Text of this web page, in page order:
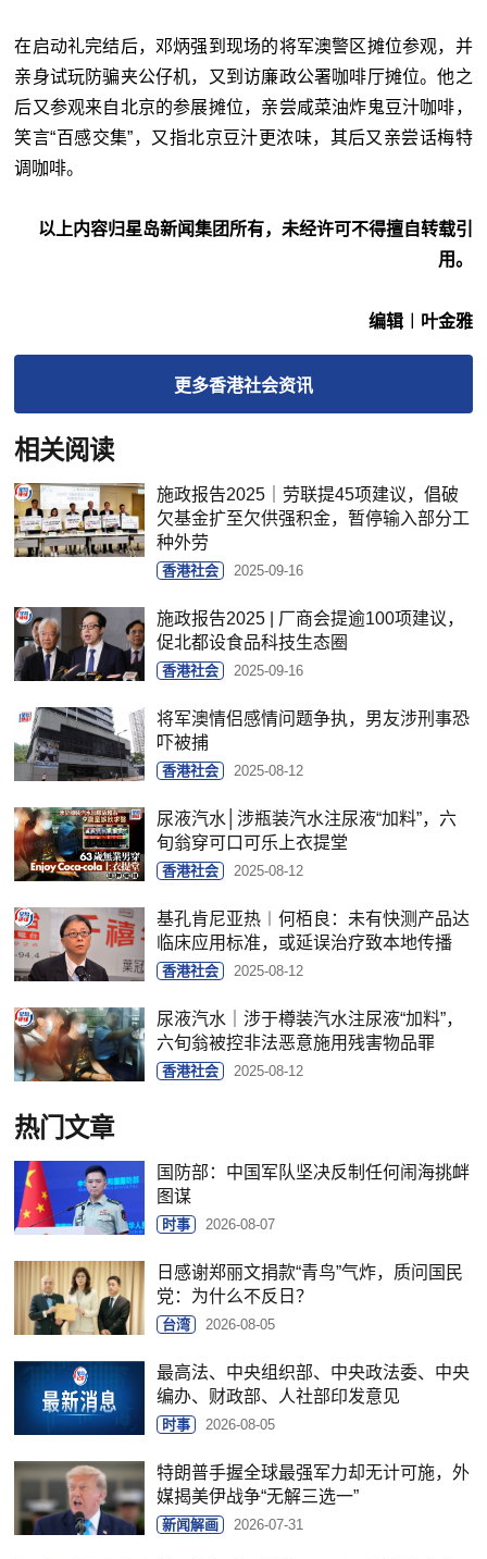
在启动礼完结后，邓炳强到现场的将军澳警区摊位参观，并
亲身试玩防骗夹公仔机，又到访廉政公署咖啡厅摊位。他之
后又参观来自北京的参展摊位，亲尝咸菜油炸鬼豆汁咖啡，
笑言“百感交集”，又指北京豆汁更浓味，其后又亲尝话梅特
调咖啡。
以上内容归星岛新闻集团所有，未经许可不得擅自转载引
用。
编辑︱叶金雅
更多香港社会资讯
相关阅读
施政报告2025｜劳联提45项建议，倡破
欠基金扩至欠供强积金，暂停输入部分工
种外劳
香港社会 2025-09-16
施政报告2025 | 厂商会提逾100项建议，
促北都设食品科技生态圈
香港社会 2025-09-16
将军澳情侣感情问题争执，男友涉刑事恐
吓被捕
香港社会 2025-08-12
尿液汽水│涉瓶装汽水注尿液“加料”，六
旬翁穿可口可乐上衣提堂
香港社会 2025-08-12
基孔肯尼亚热︱何栢良：未有快测产品达
临床应用标准，或延误治疗致本地传播
香港社会 2025-08-12
尿液汽水｜涉于樽装汽水注尿液“加料”，
六旬翁被控非法恶意施用残害物品罪
香港社会 2025-08-12
热门文章
国防部：中国军队坚决反制任何闹海挑衅
图谋
时事 2026-08-07
日感谢郑丽文捐款“青鸟”气炸，质问国民
党：为什么不反日？
台湾 2026-08-05
最高法、中央组织部、中央政法委、中央
编办、财政部、人社部印发意见
时事 2026-08-05
特朗普手握全球最强军力却无计可施，外
媒揭美伊战争“无解三选一”
新闻解画 2026-07-31